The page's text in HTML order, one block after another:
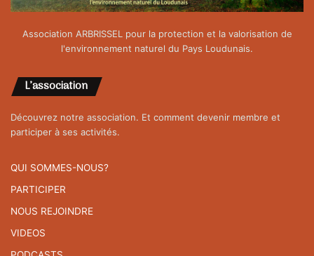
Association ARBRISSEL pour la protection et la valorisation de
l'environnement naturel du Pays Loudunais.
L’association
Découvrez notre association. Et comment devenir membre et
participer à ses activités.
QUI SOMMES-NOUS?
PARTICIPER
NOUS REJOINDRE
VIDEOS